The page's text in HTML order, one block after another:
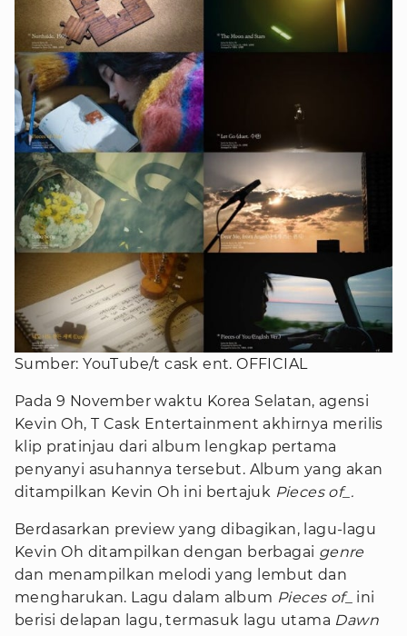
Sumber: YouTube/t cask ent. OFFICIAL
Pada 9 November waktu Korea Selatan, agensi
Kevin Oh, T Cask Entertainment akhirnya merilis
klip pratinjau dari album lengkap pertama
penyanyi asuhannya tersebut. Album yang akan
ditampilkan Kevin Oh ini bertajuk Pieces of_.
Berdasarkan preview yang dibagikan, lagu-lagu
Kevin Oh ditampilkan dengan berbagai genre
dan menampilkan melodi yang lembut dan
mengharukan. Lagu dalam album Pieces of_ ini
berisi delapan lagu, termasuk lagu utama Dawn